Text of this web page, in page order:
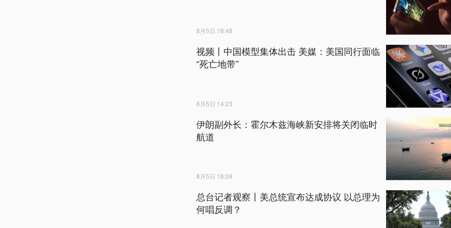
8月5日 18:48
视频丨中国模型集体出击 美媒：美国同行面临
“死亡地带”
8月5日 14:23
伊朗副外长：霍尔木兹海峡新安排将关闭临时
航道
8月5日 18:08
总台记者观察丨美总统宣布达成协议 以总理为
何唱反调？